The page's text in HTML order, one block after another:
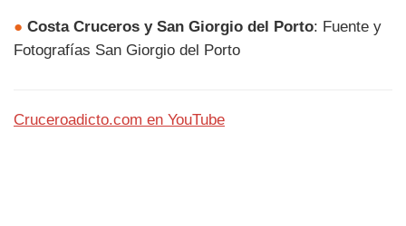
● Costa Cruceros y San Giorgio del Porto: Fuente y
Fotografías San Giorgio del Porto
Cruceroadicto.com en YouTube